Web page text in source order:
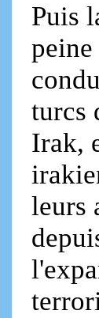
Puis
turcs
Irak,
leurs